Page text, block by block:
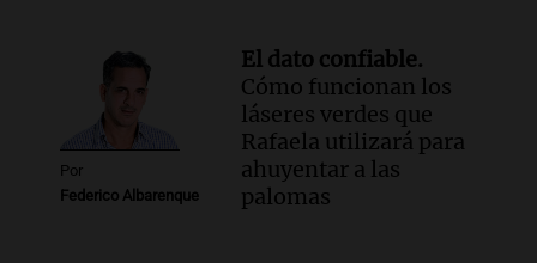
Por
Federico Albarenque
El dato confiable.
Cómo funcionan los
láseres verdes que
Rafaela utilizará para
ahuyentar a las
palomas